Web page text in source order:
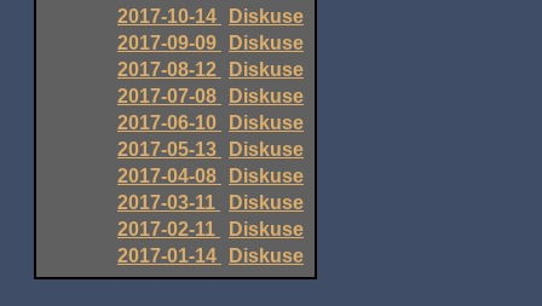
2017-10-14
Diskuse
2017-09-09
Diskuse
2017-08-12
Diskuse
2017-07-08
Diskuse
2017-06-10
Diskuse
2017-05-13
Diskuse
2017-04-08
Diskuse
2017-03-11
Diskuse
2017-02-11
Diskuse
2017-01-14
Diskuse